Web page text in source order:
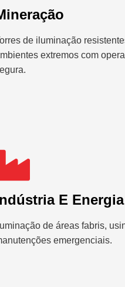
de iluminação
extremos com
E Energia
Iluminação de áreas fabris,
emergenciais.